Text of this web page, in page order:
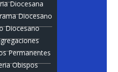
Diocesana
Diocesano
Diocesano
Permanentes
Obispos